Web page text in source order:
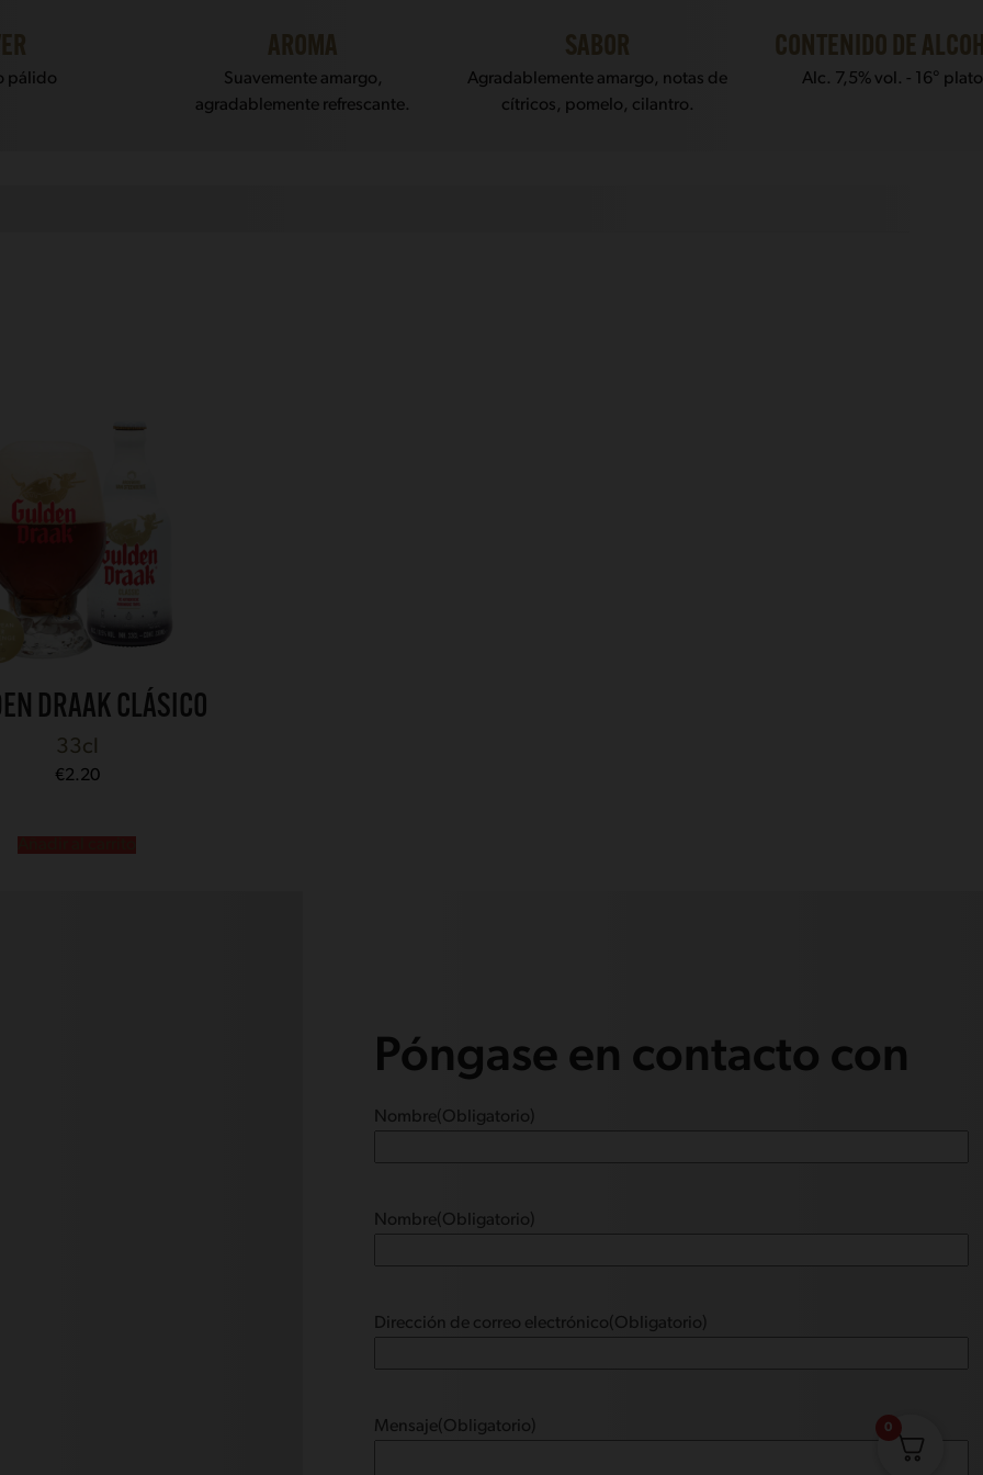
pálido
AROMA
Suavemente amargo,
agradablemente refrescante.
SABOR
Agradablemente amargo, notas de
cítricos, pomelo, cilantro.
CONTENIDO DE
Alc. 7,5% vol. - 16° plato
DRAAK CLÁSICO
33cl
€2.20
Póngase en contacto con
Nombre (Obligatorio)
Nombre (Obligatorio)
Dirección de correo electrónico (Obligatorio)
Mensaje (Obligatorio) 0